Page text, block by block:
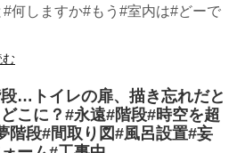
#何しますか#もう#室内は#どーで
む
…トイレの扉、描き忘れだと
こに？#永遠#階段#時空を超
階段#間取り図#風呂設置#妄